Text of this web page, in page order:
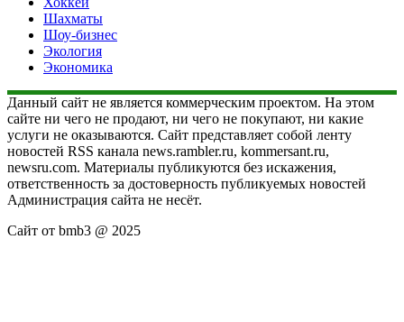
Шахматы
Шоу-бизнес
Экология
Экономика
Данный сайт не является коммерческим проектом. На этом
сайте ни чего не продают, ни чего не покупают, ни какие
услуги не оказываются. Сайт представляет собой ленту
новостей RSS канала news.rambler.ru, kommersant.ru,
newsru.com. Материалы публикуются без искажения,
ответственность за достоверность публикуемых новостей
Администрация сайта не несёт.
Сайт от bmb3 @ 2025